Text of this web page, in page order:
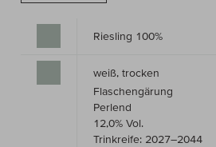
Riesling 100%
weiß, trocken
Flaschengärung
Perlend
12,0% Vol.
Trinkreife: 2027–2044